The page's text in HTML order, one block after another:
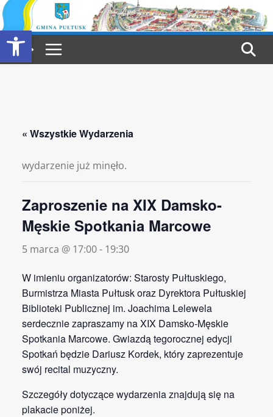
Otwórz pasek narzędzi
Przejdź
do
treści
« Wszystkie Wydarzenia
wydarzenie już minęło.
Zaproszenie na XIX Damsko-
Męskie Spotkania Marcowe
5 marca @ 17:00- 19:30
W imieniu organizatorów: Starosty Pułtuskiego,
Burmistrza Miasta Pułtusk oraz Dyrektora Pułtuskiej
Biblioteki Publicznej im. Joachima Lelewela
serdecznie zapraszamy na XIX Damsko-Męskie
Spotkania Marcowe. Gwiazdą tegorocznej edycji
Spotkań będzie Dariusz Kordek, który zaprezentuje
swój recital muzyczny.
Szczegóły dotyczące wydarzenia znajdują się na
plakacie poniżej.